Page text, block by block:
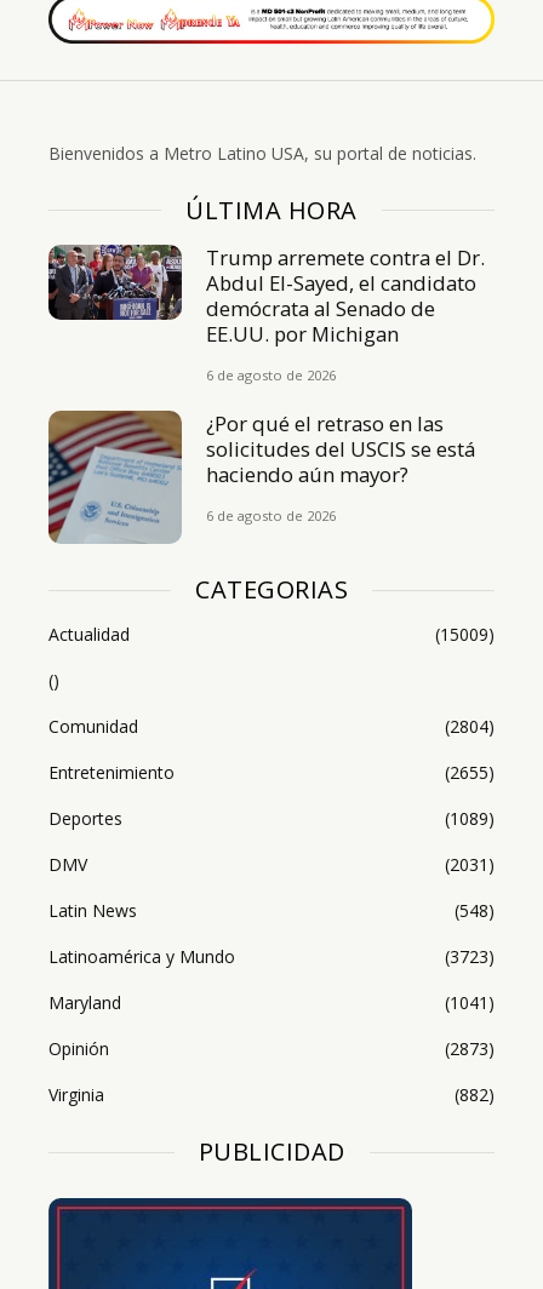
Bienvenidos a Metro Latino USA, su portal de noticias.
ÚLTIMA HORA
Trump arremete contra el Dr.
Abdul El-Sayed, el candidato
demócrata al Senado de
EE.UU. por Michigan
6 de agosto de 2026
¿Por qué el retraso en las
solicitudes del USCIS se está
haciendo aún mayor?
6 de agosto de 2026
CATEGORIAS
Actualidad
(15009)
()
Comunidad
(2804)
Entretenimiento
(2655)
Deportes
(1089)
DMV
(2031)
Latin News
(548)
Latinoamérica y Mundo
(3723)
Maryland
(1041)
Opinión
(2873)
Virginia
(882)
PUBLICIDAD